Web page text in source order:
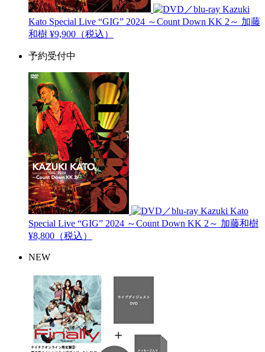
Kazuki
Kato Special Live “GIG” 2024 ～Count Down KK 2～ 加藤
和樹 ¥9,900（税込）
予約受付中
Kazuki Kato
Special Live “GIG” 2024 ～Count Down KK 2～ 加藤和樹
¥8,800（税込）
NEW